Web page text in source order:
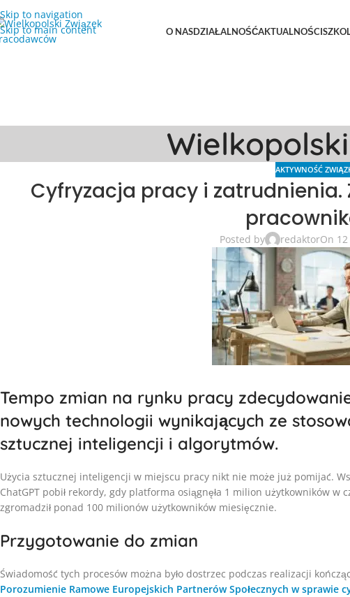
Skip to navigation
Skip to main content
O NASDZIAŁALNOŚĆAKTUALNOŚCI
AKTYWNOŚĆ
Cyfryzacja pracy i zatrudnienia.
Posted by redaktorOn
Tempo zmian na rynku pracy
nowych technologii wynikających ze
sztucznej inteligencji i algorytmów.
Użycia sztucznej inteligencji w miejscu pracy nikt nie może już pomijać.
ChatGPT pobił rekordy, gdy platforma osiągnęła 1 milion użytkowników w
zgromadził ponad 100 milionów użytkowników miesięcznie.
Przygotowanie do zmian
Świadomość tych procesów można było dostrzec podczas realizacji
Porozumienie Ramowe Europejskich Partnerów Społecznych w sprawie